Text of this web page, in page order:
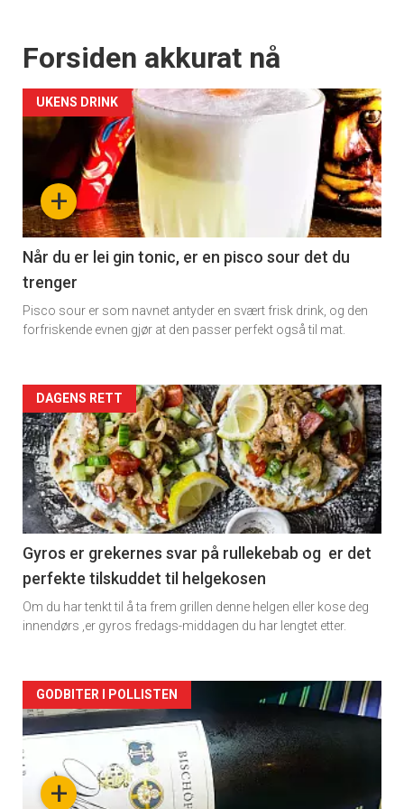
Forsiden akkurat nå
+
UKENS DRINK
Når du er lei gin tonic, er en pisco sour det du
trenger
Pisco sour er som navnet antyder en svært frisk drink, og den
forfriskende evnen gjør at den passer perfekt også til mat.
Forsiden
akkurat
nå
-
2
DAGENS RETT
Gyros er grekernes svar på rullekebab og er det
perfekte tilskuddet til helgekosen
Om du har tenkt til å ta frem grillen denne helgen eller kose deg
innendørs ,er gyros fredags-middagen du har lengtet etter.
Forsiden
akkurat
nå+
GODBITER I POLLISTEN